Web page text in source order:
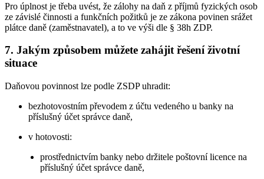
Pro úplnost je třeba uvést, že zálohy na daň z příjmů fyzických osob
ze závislé činnosti a funkčních požitků je ze zákona povinen srážet
plátce daně (zaměstnavatel), a to ve výši dle § 38h ZDP.
7. Jakým způsobem můžete zahájit řešení životní
situace
Daňovou povinnost lze podle ZSDP uhradit:
bezhotovostním převodem z účtu vedeného u banky na
příslušný účet správce daně,
v hotovosti:
prostřednictvím banky nebo držitele poštovní licence na
příslušný účet správce daně,